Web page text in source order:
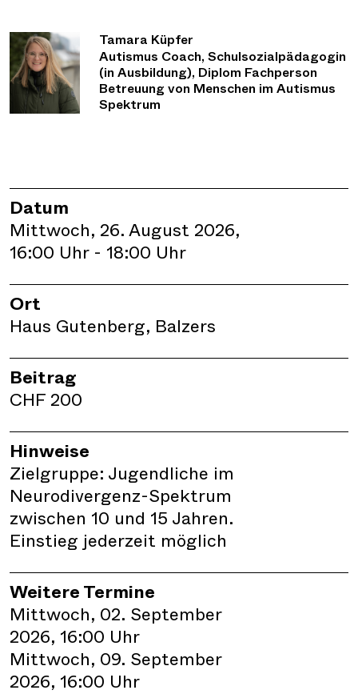
Tamara Küpfer
Autismus Coach, Schulsozialpädagogin
(in Ausbildung), Diplom Fachperson
Betreuung von Menschen im Autismus
Spektrum
Datum
Mittwoch, 26. August 2026,
16:00 Uhr - 18:00 Uhr
Ort
Haus Gutenberg, Balzers
Beitrag
CHF 200
Hinweise
Zielgruppe: Jugendliche im
Neurodivergenz-Spektrum
zwischen 10 und 15 Jahren.
Einstieg jederzeit möglich
Weitere Termine
Mittwoch, 02. September
2026, 16:00 Uhr
Mittwoch, 09. September
2026, 16:00 Uhr